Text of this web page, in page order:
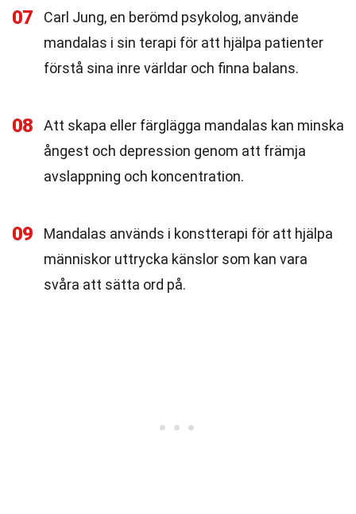
07
Carl Jung, en berömd psykolog, använde
mandalas i sin terapi för att hjälpa patienter
förstå sina inre världar och finna balans.
08
Att skapa eller färglägga mandalas kan minska
ångest och depression genom att främja
avslappning och koncentration.
09
Mandalas används i konstterapi för att hjälpa
människor uttrycka känslor som kan vara
svåra att sätta ord på.